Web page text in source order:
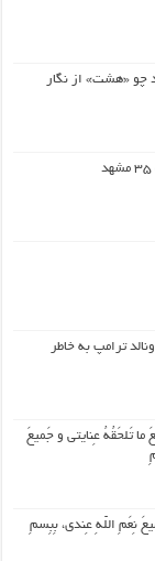
چو «هشت» از نگار
ترامپ به خاطر
تَلحَقُهُ عِنایتی و جَمیعَ
نِعَمِ اللّهِ عِندی، بِبِسمِ